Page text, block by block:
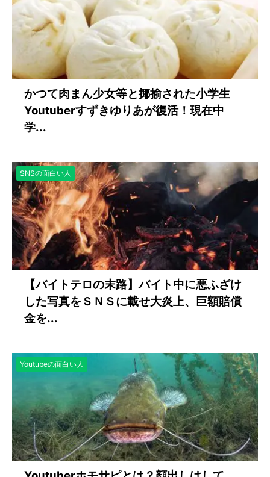
かつて肉まん少女等と揶揄された小学生
Youtuberすずきゆりあが復活！現在中
学...
SNSの面白い人
【バイトテロの末路】バイト中に悪ふざけ
した写真をＳＮＳに載せ大炎上、巨額賠償
金を...
Youtubeの面白い人